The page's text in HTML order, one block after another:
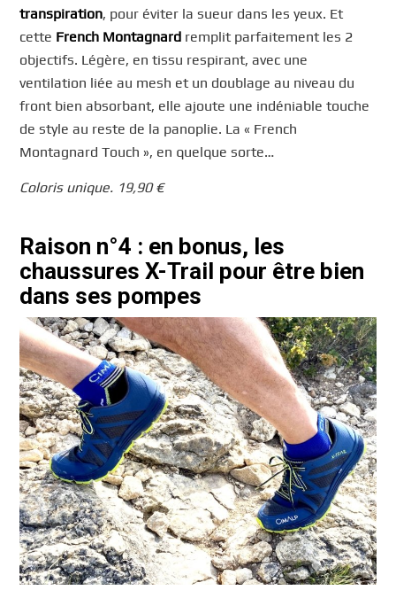
transpiration, pour éviter la sueur dans les yeux. Et
cette French Montagnard remplit parfaitement les 2
objectifs. Légère, en tissu respirant, avec une
ventilation liée au mesh et un doublage au niveau du
front bien absorbant, elle ajoute une indéniable touche
de style au reste de la panoplie. La « French
Montagnard Touch », en quelque sorte…
Coloris unique. 19,90 €
Raison n°4 : en bonus, les
chaussures X-Trail pour être bien
dans ses pompes